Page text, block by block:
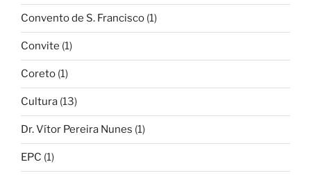
Convento de S. Francisco (1)
Convite (1)
Coreto (1)
Cultura (13)
Dr. Vítor Pereira Nunes (1)
EPC (1)